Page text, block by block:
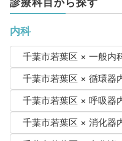
診療科目から探す
内科
千葉市若葉区 × 一般内
千葉市若葉区 × 循環器
千葉市若葉区 × 呼吸器
千葉市若葉区 × 消化器